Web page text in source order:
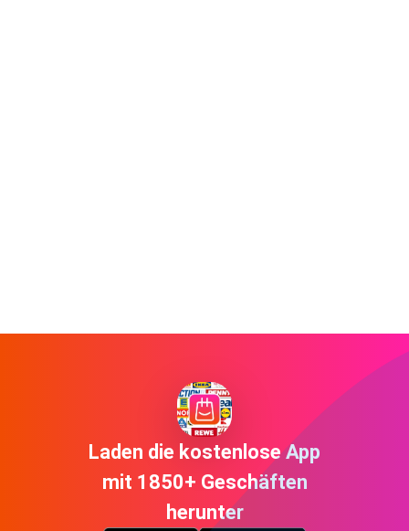
Laden die kostenlose App
mit 1850+ Geschäften
herunter